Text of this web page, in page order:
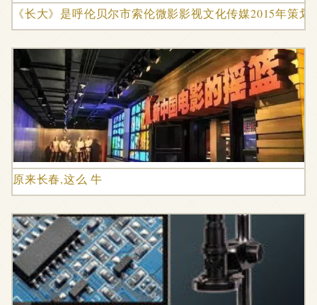
《长大》是呼伦贝尔市索伦微影影视文化传媒2015年策划
原来长春,这么 牛